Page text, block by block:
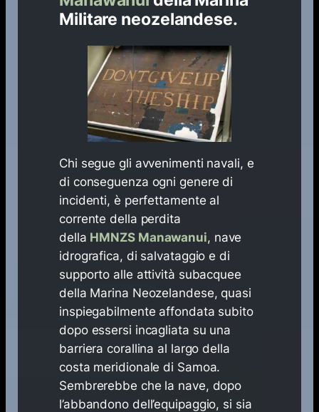
Militare neozelandese.
Chi segue gli avvenimenti navali, e
di conseguenza ogni genere di
incidenti, è perfettamente al
corrente della perdita
della HMNZS Manawanui, nave
idrografica, di salvataggio e di
supporto alle attività subacquee
della Marina Neozelandese, quasi
inspiegabilmente affondata subito
dopo essersi incagliata su una
barriera corallina al largo della
costa meridionale di Samoa.
Sembrerebbe che la nave, dopo
l’abbandono dell’equipaggio, si sia